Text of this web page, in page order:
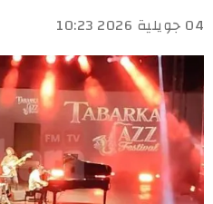
04 جويلية 2026 10:23